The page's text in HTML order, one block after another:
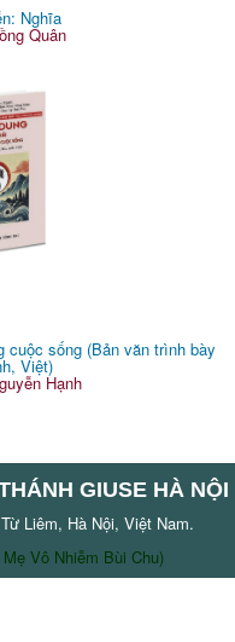
Nghĩa
Quân
cuộc sống (Bản văn trình bày
Việt)
Hạnh
GIUSE HÀ NỘI
Liêm, Hà Nội, Việt Nam.
Vô Nhiễm Bùi Chu)